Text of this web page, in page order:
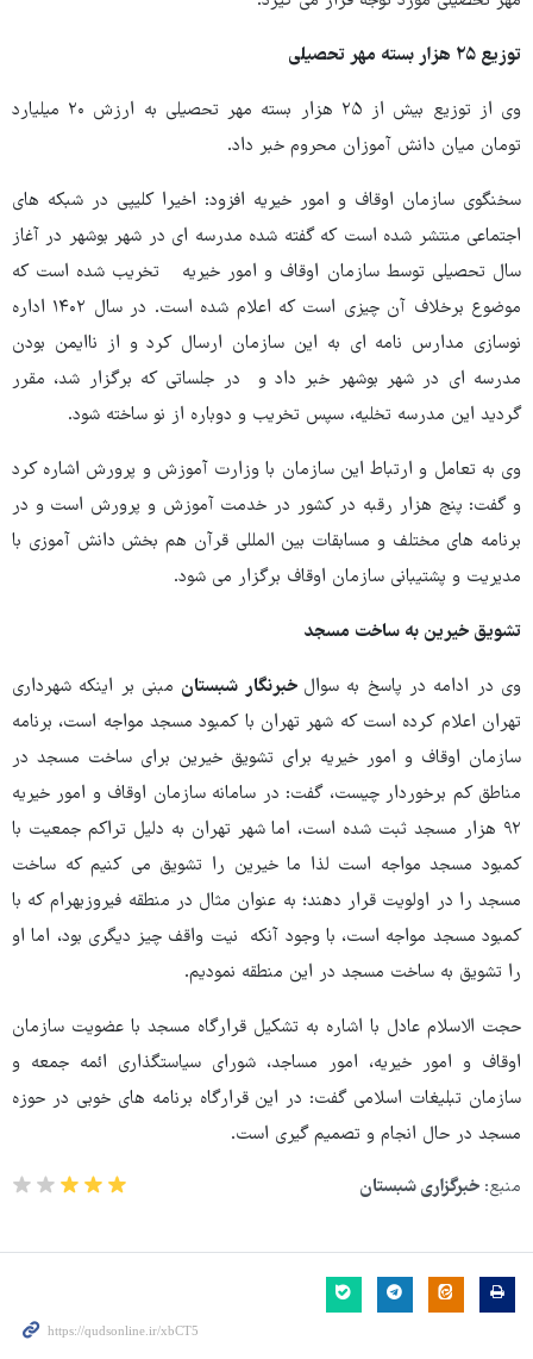
توزیع ۲۵ هزار بسته مهر تحصیلی
وی از توزیع بیش از ۲۵ هزار بسته مهر تحصیلی به ارزش ۲۰ میلیارد
تومان میان دانش آموزان محروم خبر داد.
سخنگوی سازمان اوقاف و امور خیریه افزود: اخیرا کلیپی در شبکه های
اجتماعی منتشر شده است که گفته شده مدرسه ای در شهر بوشهر در آغاز
سال تحصیلی توسط سازمان اوقاف و امور خیریه تخریب شده است که
موضوع برخلاف آن چیزی است که اعلام شده است. در سال ۱۴۰۲ اداره
نوسازی مدارس نامه ای به این سازمان ارسال کرد و از ناایمن بودن
مدرسه ای در شهر بوشهر خبر داد و در جلساتی که برگزار شد، مقرر
گردید این مدرسه تخلیه، سپس تخریب و دوباره از نو ساخته شود.
وی به تعامل و ارتباط این سازمان با وزارت آموزش و پرورش اشاره کرد
و گفت: پنج هزار رقبه در کشور در خدمت آموزش و پرورش است و در
برنامه های مختلف و مسابقات بین المللی قرآن هم بخش دانش آموزی با
مدیریت و پشتیبانی سازمان اوقاف برگزار می شود.
تشویق خیرین به ساخت مسجد
وی در ادامه در پاسخ به سوال خبرنگار شبستان مبنی بر اینکه شهرداری
تهران اعلام کرده است که شهر تهران با کمبود مسجد مواجه است، برنامه
سازمان اوقاف و امور خیریه برای تشویق خیرین برای ساخت مسجد در
مناطق کم برخوردار چیست، گفت: در سامانه سازمان اوقاف و امور خیریه
۹۲ هزار مسجد ثبت شده است، اما شهر تهران به دلیل تراکم جمعیت با
کمبود مسجد مواجه است لذا ما خیرین را تشویق می کنیم که ساخت
مسجد را در اولویت قرار دهند؛ به عنوان مثال در منطقه فیروزبهرام که با
کمبود مسجد مواجه است، با وجود آنکه نیت واقف چیز دیگری بود، اما او
را تشویق به ساخت مسجد در این منطقه نمودیم.
حجت الاسلام عادل با اشاره به تشکیل قرارگاه مسجد با عضویت سازمان
اوقاف و امور خیریه، امور مساجد، شورای سیاستگذاری ائمه جمعه و
سازمان تبلیغات اسلامی گفت: در این قرارگاه برنامه های خوبی در حوزه
مسجد در حال انجام و تصمیم گیری است.
منبع: خبرگزاری شبستان